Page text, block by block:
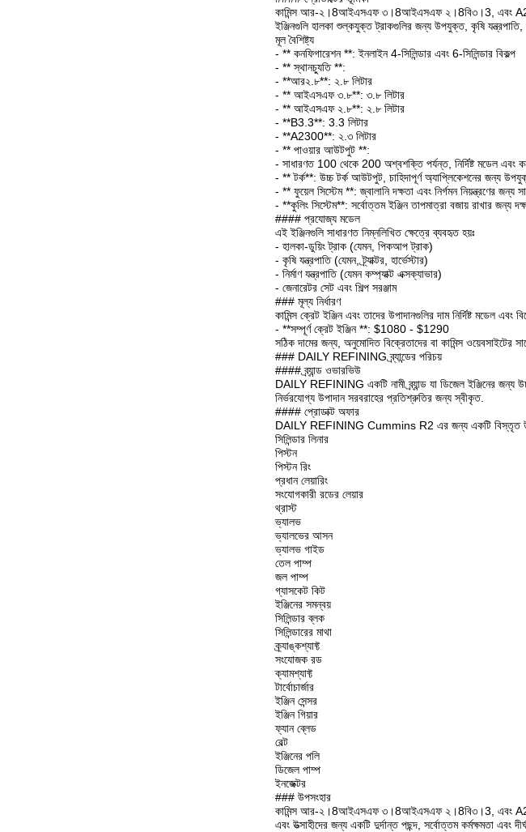
কামিন্স আর-২।8আইএসএফ ৩।8আইএসএফ ২।8বি৩।3, এবং A2300
ইঞ্জিনগুলি হালকা শুল্কযুক্ত ট্রাকগুলির জন্য উপযুক্ত, কৃষি যন্ত্রপাতি,
মূল বৈশিষ্ট্য
- ** কনফিগারেশন **: ইনলাইন 4-সিলিন্ডার এবং 6-সিলিন্ডার বিকল্প
- ** স্থানচ্যুতি **:
- **আর২.৮**: ২.৮ লিটার
- ** আইএসএফ ৩.৮**: ৩.৮ লিটার
- ** আইএসএফ ২.৮**: ২.৮ লিটার
- **B3.3**: 3.3 লিটার
- **A2300**: ২.৩ লিটার
- ** পাওয়ার আউটপুট **:
- সাধারণত 100 থেকে 200 অশ্বশক্তি পর্যন্ত, নির্দিষ্ট মডেল এবং
- ** টর্ক**: উচ্চ টর্ক আউটপুট, চাহিদাপূর্ণ অ্যাপ্লিকেশনের জন্য
- ** ফুয়েল সিস্টেম **: জ্বালানি দক্ষতা এবং নির্গমন নিয়ন্ত্রণের জন্য
- **কুলিং সিস্টেম**: সর্বোত্তম ইঞ্জিন তাপমাত্রা বজায় রাখার জন্য
#### প্রযোজ্য মডেল
এই ইঞ্জিনগুলি সাধারণত নিম্নলিখিত ক্ষেত্রে ব্যবহৃত হয়ঃ
- হালকা-ডুয়িং ট্রাক (যেমন, পিকআপ ট্রাক)
- কৃষি যন্ত্রপাতি (যেমন, ট্র্যাক্টর, হার্ভেস্টার)
- নির্মাণ যন্ত্রপাতি (যেমন কম্প্যাক্ট এক্সক্যাভার)
- জেনারেটর সেট এবং শিল্প সরঞ্জাম
### মূল্য নির্ধারণ
কামিন্স ক্রেট ইঞ্জিন এবং তাদের উপাদানগুলির দাম নির্দিষ্ট মডেল
- **সম্পূর্ণ ক্রেট ইঞ্জিন **: $1080 - $1290
সঠিক দামের জন্য, অনুমোদিত বিক্রেতাদের বা কামিন্স ওয়েবসাইটের
### DAILY REFINING ব্র্যান্ডের পরিচয়
#### ব্র্যান্ড ওভারভিউ
DAILY REFINING একটি নামী ব্র্যান্ড যা ডিজেল ইঞ্জিনের জন্য
নির্ভরযোগ্য উপাদান সরবরাহের প্রতিশ্রুতির জন্য স্বীকৃত.
#### প্রোডাক্ট অফার
DAILY REFINING Cummins R2 এর জন্য একটি বিস্তৃত
সিলিন্ডার লিনার
পিস্টন
পিস্টন রিং
প্রধান লেয়ারিং
সংযোগকারী রডের লেয়ার
থ্রাস্ট
ভ্যালভ
ভ্যালভের আসন
ভ্যালভ গাইড
তেল পাম্প
জল পাম্প
গ্যাসকেট কিট
ইঞ্জিনের সমন্বয়
সিলিন্ডার ব্লক
সিলিন্ডারের মাথা
ক্র্যাঙ্কশ্যাফ্ট
সংযোজক রড
ক্যামশ্যাফ্ট
টার্বোচার্জার
ইঞ্জিন সেন্সর
ইঞ্জিন গিয়ার
ফ্যান ব্লেড
বেল্ট
ইঞ্জিনের পলি
ডিজেল পাম্প
ইনজেক্টর
### উপসংহার
কামিন্স আর-২।8আইএসএফ ৩।8আইএসএফ ২।8বি৩।3, এবং A2300
এবং উত্সাহীদের জন্য একটি দুর্দান্ত পছন্দ, সর্বোত্তম কর্মক্ষমতা এবং